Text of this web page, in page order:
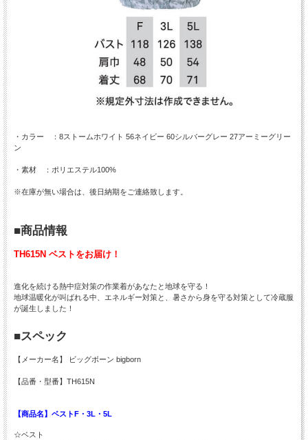
・カラー ：8ストームホワイト 56ネイビー 60シルバーグレー 27アーミーグリー
ン
・素材 ：ポリエステル100%
※在庫が無い場合は、後日納期をご連絡致します。
■商品情報
TH615N ベストをお届け！
進化を続ける熱中症対策の作業着があなたと地球を守る！
地球温暖化が叫ばれる中、エネルギー対策と、暑さから身を守る対策として冷蔵服
が誕生しました！
■スペック
【メーカー名】 ビッグボーン bigborn
【品番・型番】TH615N
【商品名】ベストF・3L・5L
☆ベスト